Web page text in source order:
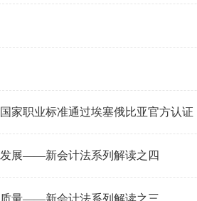
家职业标准通过埃塞俄比亚官方认证
发展——新会计法系列解读之四
质量——新会计法系列解读之三